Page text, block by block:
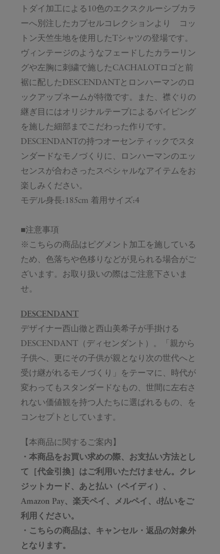
トダイ加工による10色のエクスクルーシブカラ
ーへ別注したカプセルコレクションより コッ
トン天竺生地を使用したTシャツの登場です。
ヴィンテージのようなフェードしたカラーリン
グや左胸に刺繍で施したCACHALOTロゴと前
裾に配したDESCENDANTとロンハーマンのロ
ックアップネームが特徴です。また、襟ぐりの
継ぎ目にはオリジナルテープによるパイピング
を施した細部までこだわった作りです。
DESCENDANTの持つオーセンティックでスタ
ンダードなモノづくりに、ロンハーマンのエッ
センスが合わさったスペシャルなアイテムをお
楽しみください。
モデル身長:185cm 着用サイズ:4
■注意事項
※こちらの商品はピグメント加工を施している
ため、色落ちや色移りなどが見られる場合がご
ざいます。お取り扱いの際はご注意下さいま
せ。
DESCENDANT
デザイナー西山徹と西山美希子が手掛ける
DESCENDANT（ディセンダント）。「親から
子供へ、更にその子供が親となり次の世代へと
受け継がれるモノづくり」をテーマに、時代が
変わってもスタンダードなもの、世間に左右さ
れない価値観を持つ人たちに選ばれるもの、を
コンセプトとしています。
【本商品に関するご案内】
・本商品をお買い求めの際、お支払い方法とし
て［代金引換］はご利用いただけません。クレ
ジットカード、あと払い（ペイディ）、
Amazon Pay、楽天ペイ、メルペイ、d払いをご
利用ください。
・こちらの商品は、キャンセル・返品の対象外
となります。